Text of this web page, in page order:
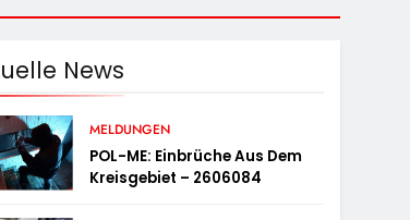
News
MELDUNGEN
POL-ME: Einbrüche Aus Dem
Kreisgebiet – 2606084